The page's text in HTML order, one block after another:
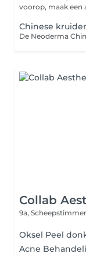
voorop, maak een
Chinese
Collab
9a,
Oksel Peel
Acne